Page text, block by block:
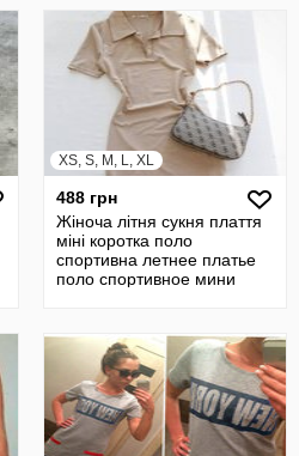
XS, S, M, L, XL
488 грн
Жіноча літня сукня плаття
міні коротка поло
спортивна летнее платье
поло спортивное мини